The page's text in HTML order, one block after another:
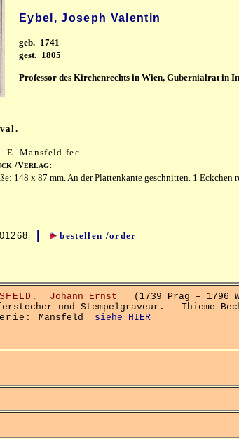
Eybel, Joseph Valentin
geb. 1741
gest. 1805
Professor des Kirchenrechts in Wien, Gubernialrat in
E. Mansfeld fec.
/VERLAG:
148 x 87 mm. An der Plattenkante geschnitten. 1 Eckchen
| bestellen /order
Johann Ernst (1739 Prag – 1796
und Stempelgraveur. – Thieme-
Mansfeld siehe HIER